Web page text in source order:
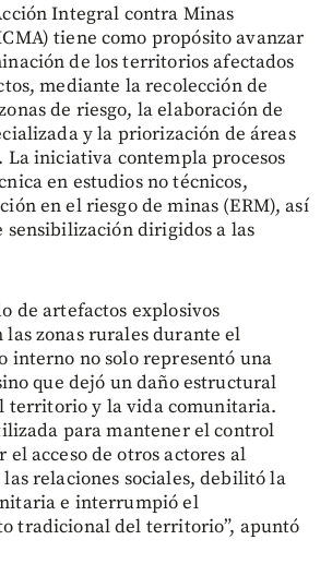
Integral contra Minas
tiene como propósito avanzar
de los territorios afectados
mediante la recolección de
de riesgo, la elaboración de
y la priorización de áreas
iniciativa contempla procesos
en estudios no técnicos,
en el riesgo de minas (ERM), así
sensibilización dirigidos a las
de artefactos explosivos
las zonas rurales durante el
interno no solo representó una
que dejó un daño estructural
territorio y la vida comunitaria.
para mantener el control
acceso de otros actores al
relaciones sociales, debilitó la
e interrumpió el
tradicional del territorio”, apuntó